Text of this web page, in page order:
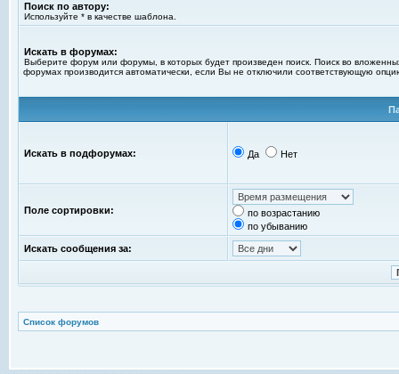
Поиск по автору:
Используйте * в качестве шаблона.
Искать в форумах:
Выберите форум или форумы, в которых будет произведен поиск. Поиск во
форумах производится автоматически, если Вы не отключили соответствующую
Искать в подфорумах: Да Нет
Поле сортировки:
по возрастанию
по убыванию
Искать сообщения за:
Список форумов